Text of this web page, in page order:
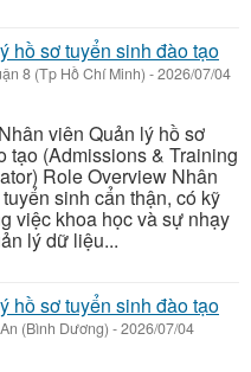
hồ sơ tuyển sinh đào tạo
8 (Tp Hồ Chí Minh) -2026/07/04
viên Quản lý hồ sơ
tạo (Admissions & Training
Role Overview Nhân
sinh cẩn thận, có kỹ
việc khoa học và sự nhạy
lý dữ liệu...
hồ sơ tuyển sinh đào tạo
(Bình Dương) -2026/07/04